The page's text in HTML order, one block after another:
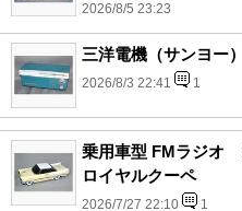
2026/8/5 23:23
三洋電機（サンヨー
2026/8/3 22:41 1
乗用車型 FMラジオ
ロイヤルクーペ
2026/7/27 22:10 1